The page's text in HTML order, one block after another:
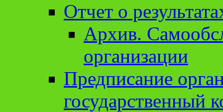
Отчет о
Архив.
организации
Предписание
государственный